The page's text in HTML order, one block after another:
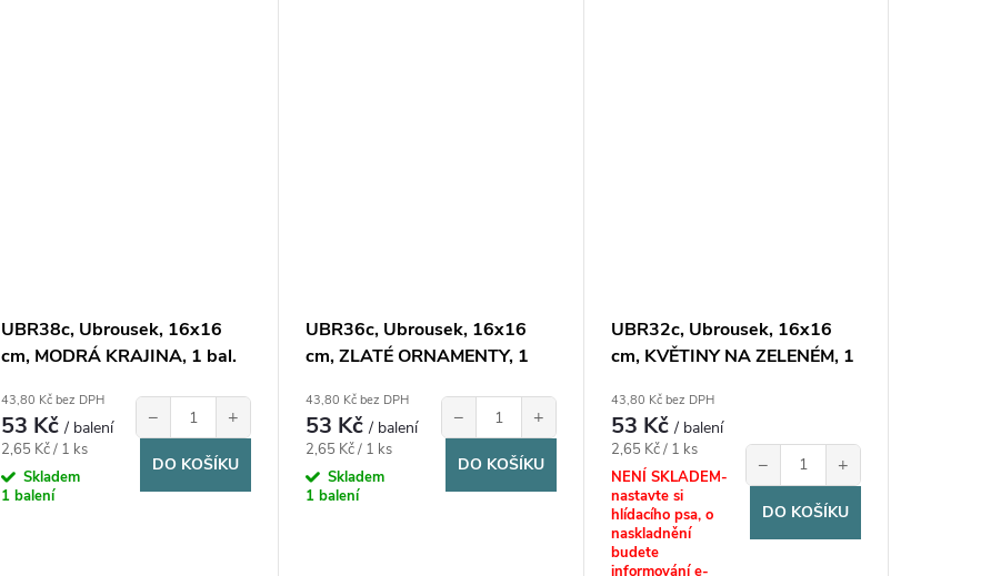
UBR38c, Ubrousek, 16x16
cm, MODRÁ KRAJINA, 1 bal.
43,80 Kč bez DPH
53 Kč/ balení
Měrná
cena:
2,65 Kč / 1 ks
Skladem
1 balení
− +
DO KOŠÍKU
UBR36c, Ubrousek, 16x16
cm, ZLATÉ ORNAMENTY, 1
43,80 Kč bez DPH
53 Kč/ balení
Měrná
cena:
2,65 Kč / 1 ks
Skladem
1 balení
− +
DO KOŠÍKU
UBR32c, Ubrousek, 16x16
cm, KVĚTINY NA ZELENÉM, 1
43,80 Kč bez DPH
53 Kč/ balení
Měrná
cena:
2,65 Kč / 1 ks
NENÍ SKLADEM-
nastavte si
hlídacího psa, o
naskladnění
budete
informování e-
− +
DO KOŠÍKU